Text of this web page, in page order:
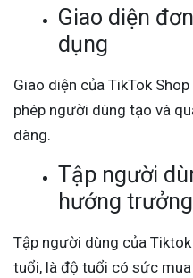
Giao diện
dụng
Giao diện của TikTok
phép người dùng tạo và
dàng.
Tập người
hướng
Tập người dùng của
tuổi, là độ tuổi có sức